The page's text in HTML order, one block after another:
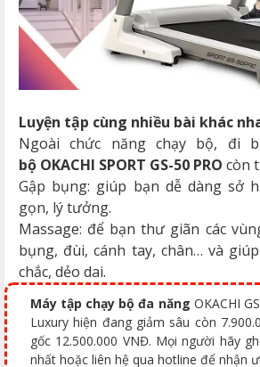
Luyện tập cùng nhiều bài khác
Ngoài chức năng chạy bộ, đi
bộ OKACHI SPORT GS-50 PRO còn
Gập bụng: giúp bạn dễ dàng sở
gọn, lý tưởng.
Massage: để bạn thư giãn các
bụng, đùi, cánh tay, chân… và
chắc, dẻo dai.
Máy tập chạy bộ đa năng OKACHI
Luxury hiện đang giảm sâu còn
gốc 12.500.000 VNĐ. Mọi người hãy
nhất hoặc liên hệ qua hotline để nhận